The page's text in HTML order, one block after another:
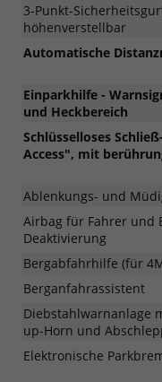
3-Punkt-
höhenverstellbar
Automatische
Einparkhilfe -
und Heckbereich
Schlüsselloses
Access", mit
Ablenkungs- und
Airbag für Fahrer und
Deaktivierung
Bergabfahrhilfe (für
Berganfahrassistent
Diebstahlwarnanlage
up-Horn und
Elektronische